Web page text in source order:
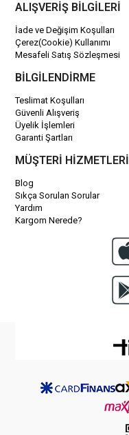
ALIŞVERİŞ BİLGİLERİ
İade ve Değişim Koşulları
Çerez(Cookie) Kullanımı
Mesafeli Satış Sözleşmesi
BİLGİLENDİRME
Teslimat Koşulları
Güvenli Alışveriş
Üyelik İşlemleri
Garanti Şartları
MÜŞTERİ HİZMETLERİ
Blog
Sıkça Sorulan Sorular
Yardım
Kargom Nerede?